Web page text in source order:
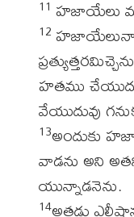
11 హజాయేలు
12 హజాయేలునా
హతము
వేయుదువు
13అందుకు
వాడను అని
యున్నాడనెను.
14అతడు